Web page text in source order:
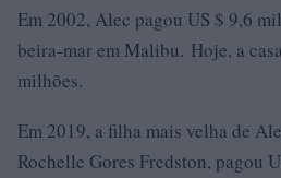
Em 2002, Alec pagou US $ 9,6
beira-mar em Malibu. Hoje, a
milhões.
Em 2019, a filha mais velha de
Rochelle Gores Fredston, pagou